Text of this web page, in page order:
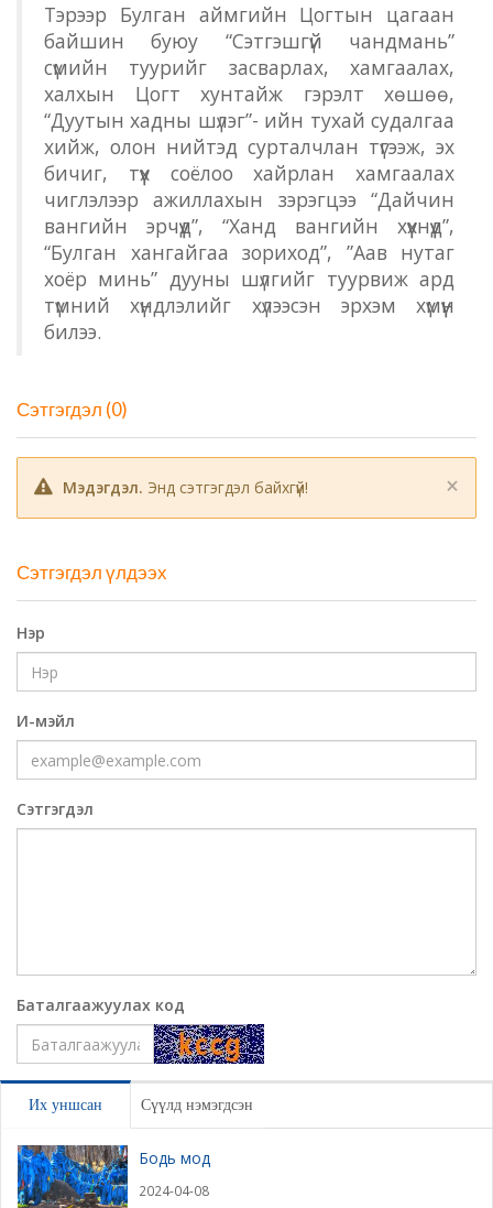
Тэрээр Булган аймгийн Цогтын цагаан
байшин буюу “Сэтгэшгүй чандмань”
сүмийн туурийг засварлах, хамгаалах,
халхын Цогт хунтайж гэрэлт хөшөө,
“Дуутын хадны шүлэг”- ийн тухай судалгаа
хийж, олон нийтэд сурталчлан түгээж, эх
бичиг, түүх соёлоо хайрлан хамгаалах
чиглэлээр ажиллахын зэрэгцээ “Дайчин
вангийн эрчүүд”, “Ханд вангийн хүүхнүүд”,
“Булган хангайгаа зориход”, ”Аав нутаг
хоёр минь” дууны шүлгийг туурвиж ард
түмний хүндлэлийг хүлээсэн эрхэм хүмүүн
билээ.
Сэтгэгдэл (0)
×
Мэдэгдэл. Энд сэтгэгдэл байхгүй!
Сэтгэгдэл үлдээх
Нэр
И-мэйл
Сэтгэгдэл
Баталгаажуулах код
Их уншсан Сүүлд нэмэгдсэн
Бодь мод
2024-04-08